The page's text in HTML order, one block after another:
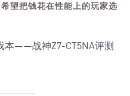
望把钱花在性能上的玩家选